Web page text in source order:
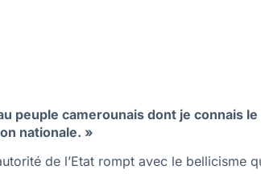
peuple camerounais dont je connais
nationale. »
de l’Etat rompt avec le bellicisme